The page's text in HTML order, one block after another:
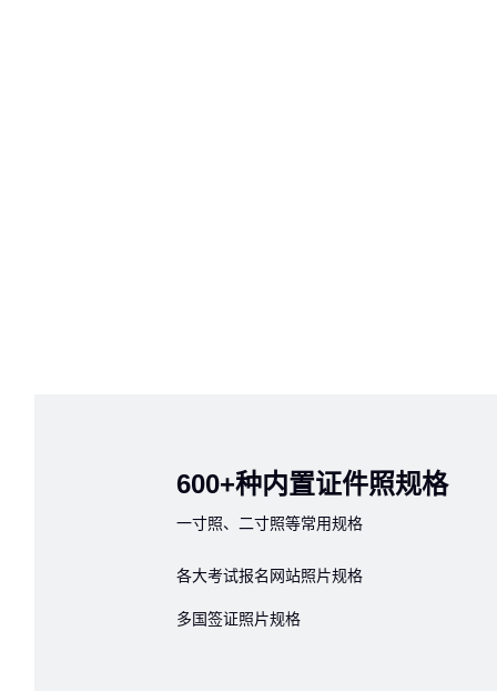
600+种内置证件照规格
一寸照、二寸照等常用规格
各大考试报名网站照片规格
多国签证照片规格